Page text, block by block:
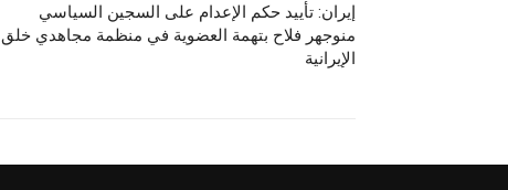
إيران: تأييد حكم الإعدام على السجين السياسي
منوجهر فلاح بتهمة العضوية في منظمة مجاهدي خلق
الإيرانية